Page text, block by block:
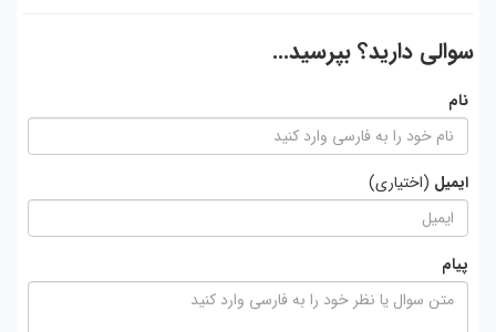
سوالی دارید؟ بپرسید...
نام
ایمیل (اختیاری)
پیام